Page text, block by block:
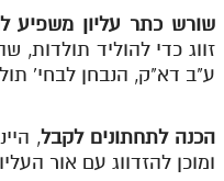
תלמוד עשר הספירות חלק א
תע"ס חלק ב' עיון
תלמוד עשר הספירות חלק ד
שורש כתר עליון משפיע
זווג כדי להוליד
ע"ב דא"ק, הנבחן לבחי'
הכנה לתחתונים לקבל,
ומוכן להזדווג עם אור